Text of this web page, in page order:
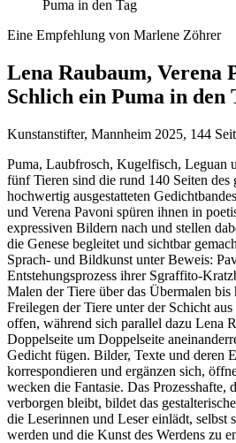
Eine Empfehlung von Marlene Zöhrer
Lena Raubaum, Verena
Schlich ein Puma in den
Kunstanstifter, Mannheim 2025, 144
Puma, Laubfrosch, Kugelfisch, Leguan
fünf Tieren sind die rund 140 Seiten des
hochwertig ausgestatteten
und Verena Pavoni spüren ihnen in
expressiven Bildern nach und stellen
die Genese begleitet und sichtbar
Sprach- und Bildkunst unter Beweis:
Entstehungsprozess ihrer Sgraffito-
Malen der Tiere über das Übermalen bis
Freilegen der Tiere unter der Schicht
offen, während sich parallel dazu Lena
Doppelseite um Doppelseite
Gedicht fügen. Bilder, Texte und deren
korrespondieren und ergänzen sich,
wecken die Fantasie. Das Prozesshafte,
verborgen bleibt, bildet das
die Leserinnen und Leser einlädt, selbst
werden und die Kunst des Werdens zu